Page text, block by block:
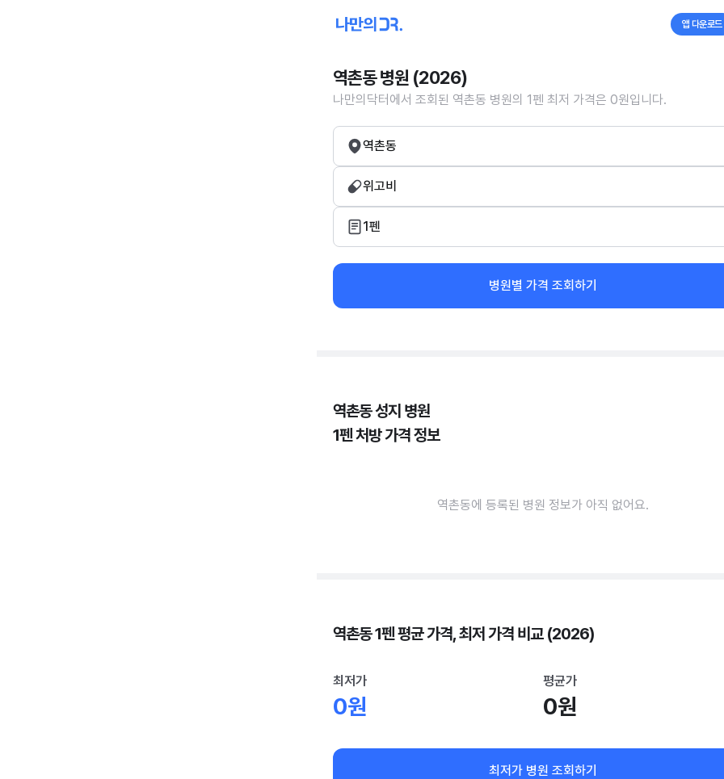
앱 다운로드
역촌동 병원 (2026)
나만의닥터에서 조회된 역촌동 병원의 1펜 최저 가격은 0원입니다.
역촌동
위고비
1펜
병원별 가격 조회하기
역촌동 성지 병원
1펜 처방 가격 정보
역촌동에 등록된 병원 정보가 아직 없어요.
역촌동 1펜 평균 가격, 최저 가격 비교 (2026)
최저가
0원
평균가
0원
최저가 병원 조회하기